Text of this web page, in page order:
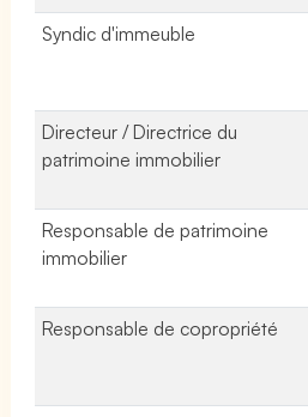
Syndic d'immeuble
Directeur / Directrice du
patrimoine immobilier
Responsable de patrimoine
immobilier
Responsable de copropriété